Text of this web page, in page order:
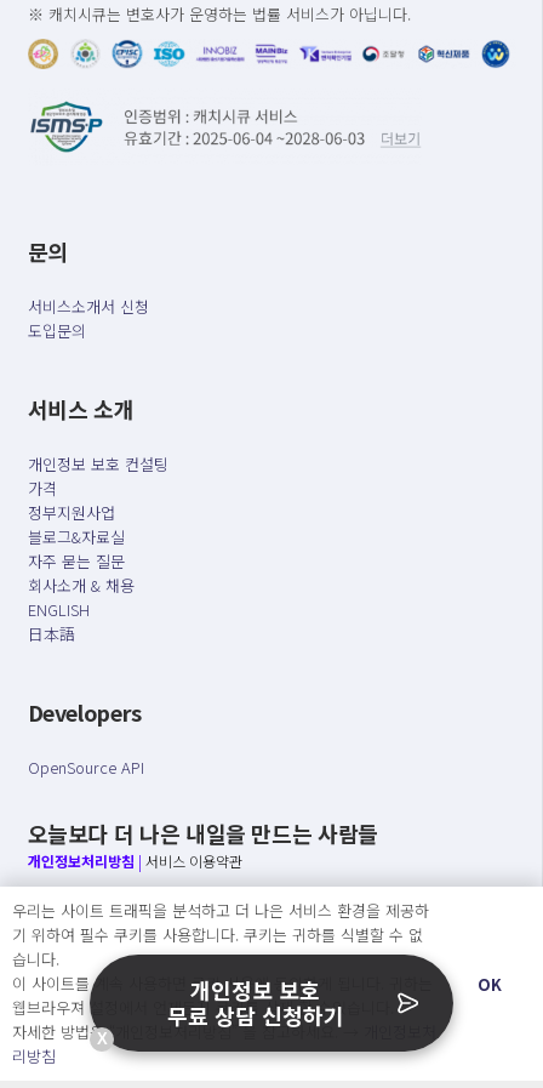
※ 캐치시큐는 변호사가 운영하는 법률 서비스가 아닙니다.
문의
서비스소개서 신청
도입문의
서비스 소개
개인정보 보호 컨설팅
가격
정부지원사업
블로그&자료실
자주 묻는 질문
회사소개 & 채용
ENGLISH
日本語
Developers
OpenSource API
오늘보다 더 나은 내일을 만드는 사람들
개인정보처리방침 | 서비스 이용약관
○ 개인정보보호 컴플라이언스를 선도하겠습니다.
○ 정보주체의 권리를 보장하겠습니다.
○ 기업의 개인정보보호를 위한 효율적 관리를 보장하겠습니다.
Copyright Ⓒ
우리는 사이트 트래픽을 분석하고 더 나은 서비스 환경을 제공하
기 위하여 필수 쿠키를 사용합니다. 쿠키는 귀하를 식별할 수 없
습니다.
이 사이트를 계속 사용하면 쿠키 사용에 동의하게 됩니다. 귀하는
웹브라우져 설정에서 언제든지 쿠키를 삭제 할 수있습니다.
자세한 방법은 “개인정보처리방침” 을 참고하세요. →
리방침
OK
X
개인정보 보호
무료 상담 신청하기